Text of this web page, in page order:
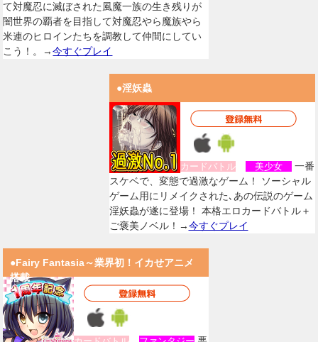
て対魔忍に滅ぼされた風魔一族の生き残りが
闇世界の覇者を目指して対魔忍やら魔族やら
米連のヒロインたちを調教して仲間にしてい
こう！。→今すぐプレイ
●淫妖蟲
カードバトル 美少女
一番
スケベで、変態で過激なゲーム！ ソーシャル
ゲーム用にリメイクされた､あの伝説のゲーム
淫妖蟲が遂に登場！ 本格エロカードバトル＋
ご褒美ノベル！→今すぐプレイ
●Fairy Fantasia～業界初！イカせアニメ
搭載